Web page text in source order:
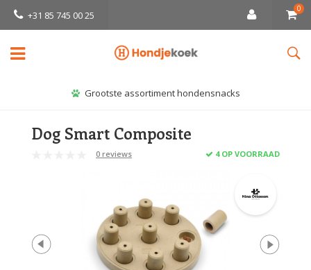
+31 85 745 00 25
0
Grootste assortiment hondensnacks
Dog Smart Composite
0 reviews 4 OP VOORRAAD